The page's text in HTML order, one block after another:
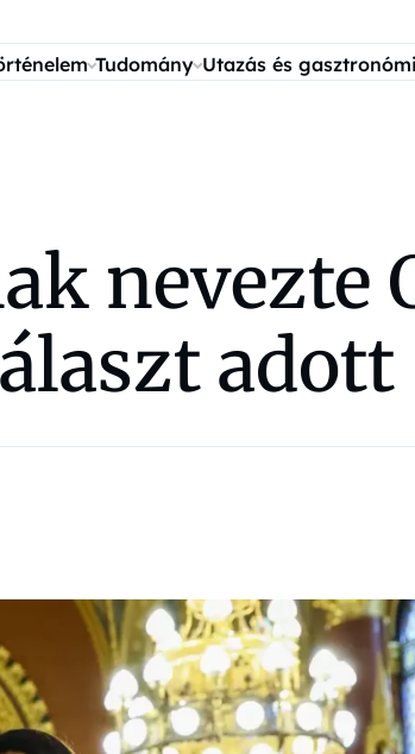
Tudomány Utazás és
nevezte
adott